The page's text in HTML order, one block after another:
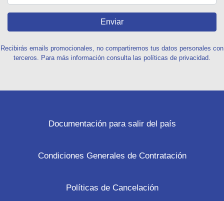
Enviar
Recibirás emails promocionales, no compartiremos tus datos personales con
terceros. Para más información consulta las políticas de privacidad.
Documentación para salir del país
Condiciones Generales de Contratación
Políticas de Cancelación